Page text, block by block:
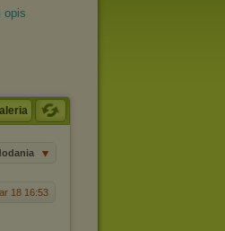
opis
18 16:53